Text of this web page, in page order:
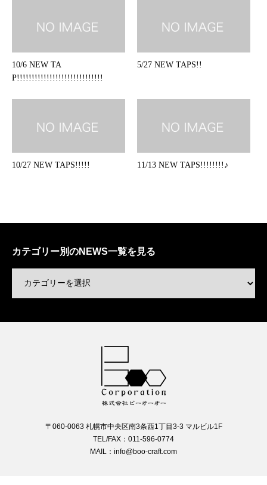
10/6 NEW TA
P!!!!!!!!!!!!!!!!!!!!!!!!!!!!!
5/27 NEW TAPS!!
10/27 NEW TAPS!!!!! 11/13 NEW TAPS!!!!!!!!♪
カテゴリー別のNEWS一覧を見る
〒060-0063 札幌市中央区南3条西1丁目3-3 マルビル1F
TEL/FAX：011-596-0774
MAIL：info@boo-craft.com